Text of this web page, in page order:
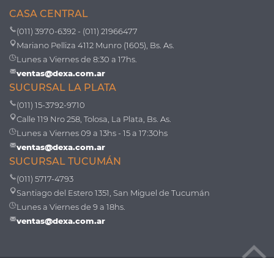
CASA CENTRAL
(011) 3970-6392 - (011) 21966477
Mariano Pelliza 4112 Munro (1605), Bs. As.
Lunes a Viernes de 8:30 a 17hs.
ventas@dexa.com.ar
SUCURSAL LA PLATA
(011) 15-3792-9710
Calle 119 Nro 258, Tolosa, La Plata, Bs. As.
Lunes a Viernes 09 a 13hs - 15 a 17:30hs
ventas@dexa.com.ar
SUCURSAL TUCUMÁN
(011) 5717-4793
Santiago del Estero 1351, San Miguel de Tucumán
Lunes a Viernes de 9 a 18hs.
ventas@dexa.com.ar